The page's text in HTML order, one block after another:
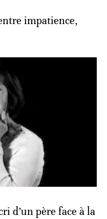
impatience,
d’un père face à la